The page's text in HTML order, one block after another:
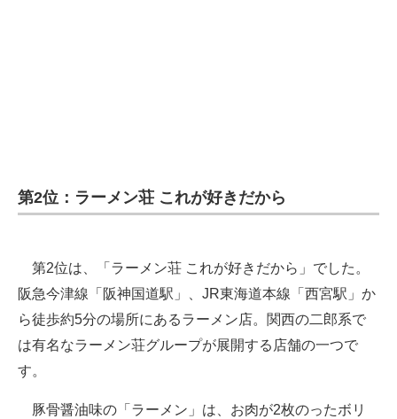
第2位：ラーメン荘 これが好きだから
第2位は、「ラーメン荘 これが好きだから」でした。
阪急今津線「阪神国道駅」、JR東海道本線「西宮駅」か
ら徒歩約5分の場所にあるラーメン店。関西の二郎系で
は有名なラーメン荘グループが展開する店舗の一つで
す。
豚骨醤油味の「ラーメン」は、お肉が2枚のったボリ